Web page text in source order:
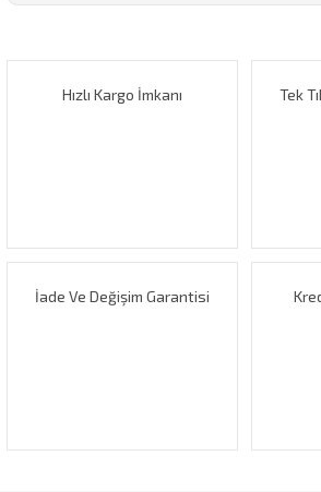
Görüş ve önerileriniz için teşekkür ederiz.
Hızlı Kargo İmkanı Tek
İade Ve Değişim Garantisi